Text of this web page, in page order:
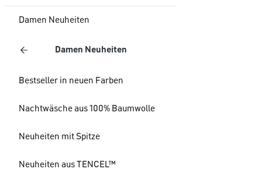
Damen Neuheiten
Damen Neuheiten
Bestseller in neuen Farben
Nachtwäsche aus 100% Baumwolle
Neuheiten mit Spitze
Neuheiten aus TENCEL™